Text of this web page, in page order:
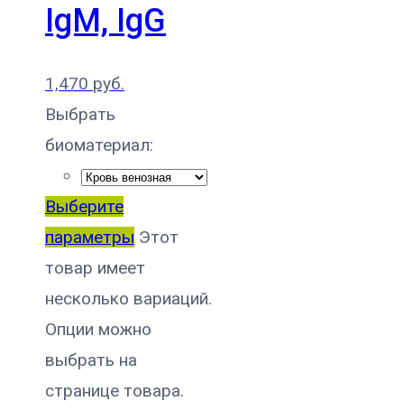
IgM, IgG
1,470 руб.
Выбрать
биоматериал:
Выберите
параметры Этот
товар имеет
несколько вариаций.
Опции можно
выбрать на
странице товара.